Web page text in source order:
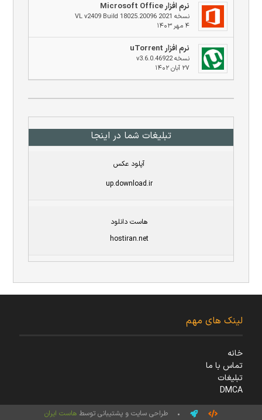
نرم افزار Microsoft Office
نسخه 2021 VL v2409 Build 18025.20096
۴ مهر ۱۴۰۳
نرم افزار uTorrent
نسخه v3.6.0.46922
۲۷ آبان ۱۴۰۲
تبلیغات شما در اینجا
آپلود عکس
up.download.ir
هاست دانلود
hostiran.net
لینک های مهم
خانه
تماس با ما
تبلیغات
DMCA
• طراحی سایت و پشتیبانی توسط هاست ایران